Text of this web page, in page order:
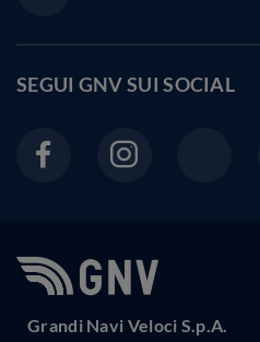
SEGUI GNV SUISOCIAL
Grandi Navi Veloci S.p.A.